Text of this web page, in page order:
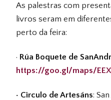
As palestras com
livros seram em
perto da feira:
· Rúa Boquete de
https://goo.gl/maps/
· Circulo de Artesáns: